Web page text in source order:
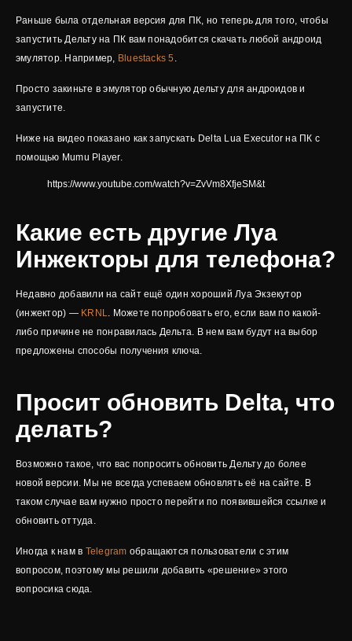
Раньше была отдельная версия для ПК, но теперь для того, чтобы
запустить Дельту на ПК вам понадобится скачать любой андроид
эмулятор. Например, Bluestacks 5 .
Просто закиньте в эмулятор обычную дельту для андроидов и
запустите.
Ниже на видео показано как запускать Delta Lua Executor на ПК с
помощью Mumu Player.
https://www.youtube.com/watch?v=ZvVm8XfjeSM&t
Какие есть другие Луа
Инжекторы для телефона?
Недавно добавили на сайт ещё один хороший Луа Экзекутор
(инжектор) — KRNL. Можете попробовать его, если вам по какой-
либо причине не понравилась Дельта. В нем вам будут на выбор
предложены способы получения ключа.
Просит обновить Delta, что
делать?
Возможно такое, что вас попросить обновить Дельту до более
новой версии. Мы не всегда успеваем обновлять её на сайте. В
таком случае вам нужно просто перейти по появившейся ссылке и
обновить оттуда.
Иногда к нам в Telegram обращаются пользователи с этим
вопросом, поэтому мы решили добавить «решение» этого
вопросика сюда.